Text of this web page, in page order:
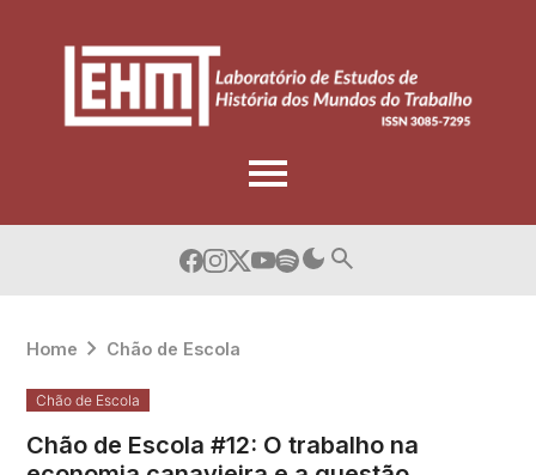
Home Chão de Escola
Chão de Escola
Chão de Escola #12: O trabalho na